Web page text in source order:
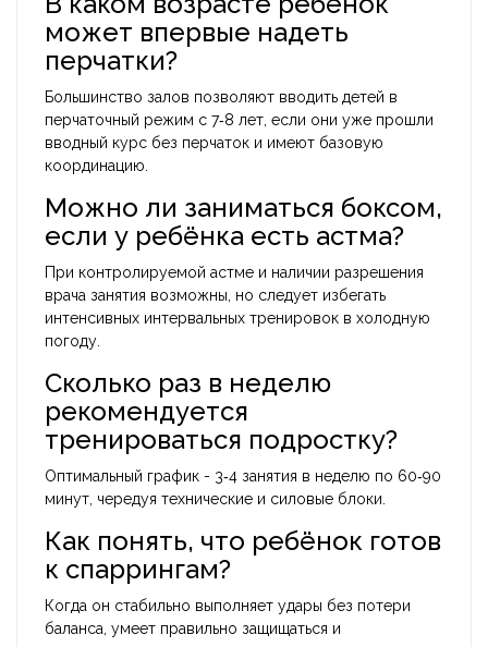
может впервые надеть
перчатки?
Большинство залов позволяют вводить детей в
перчаточный режим с 7‑8 лет, если они уже прошли
вводный курс без перчаток и имеют базовую
координацию.
Можно ли заниматься боксом,
если у ребёнка есть астма?
При контролируемой астме и наличии разрешения
врача занятия возможны, но следует избегать
интенсивных интервальных тренировок в холодную
погоду.
Сколько раз в неделю
рекомендуется
тренироваться подростку?
Оптимальный график - 3‑4 занятия в неделю по 60‑90
минут, чередуя технические и силовые блоки.
Как понять, что ребёнок готов
к спаррингам?
Когда он стабильно выполняет удары без потери
баланса, умеет правильно защищаться и